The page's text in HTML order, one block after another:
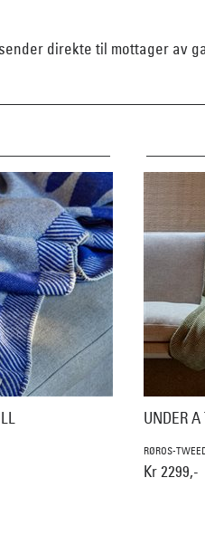
direkte til mottager av
UNDER A
RØROS-
Kr 2299,-